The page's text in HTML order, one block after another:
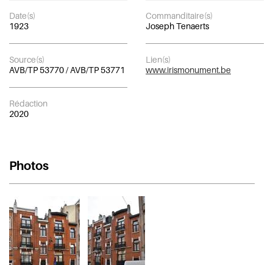
Date(s)
1923
Commanditaire(s)
Joseph Tenaerts
Source(s)
AVB/TP 53770 / AVB/TP 53771
Lien(s)
www.irismonument.be
Rédaction
2020
Photos